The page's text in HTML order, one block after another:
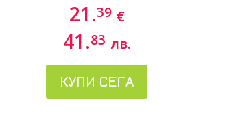
21.39 €
41.83 лв.
КУПИ СЕГА